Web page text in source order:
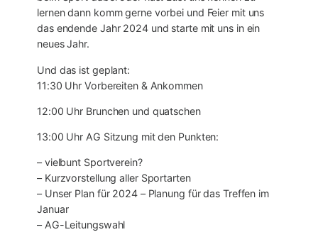
lernen dann komm gerne vorbei und Feier mit uns
das endende Jahr 2024 und starte mit uns in ein
neues Jahr.
Und das ist geplant:
11:30 Uhr Vorbereiten & Ankommen
12:00 Uhr Brunchen und quatschen
13:00 Uhr AG Sitzung mit den Punkten:
– vielbunt Sportverein?
– Kurzvorstellung aller Sportarten
– Unser Plan für 2024 – Planung für das Treffen im
Januar
– AG-Leitungswahl